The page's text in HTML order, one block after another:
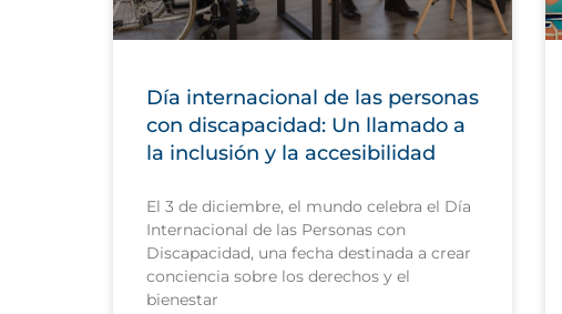
Día internacional de las personas
con discapacidad: Un llamado a
la inclusión y la accesibilidad
El 3 de diciembre, el mundo celebra el Día
Internacional de las Personas con
Discapacidad, una fecha destinada a crear
conciencia sobre los derechos y el
bienestar